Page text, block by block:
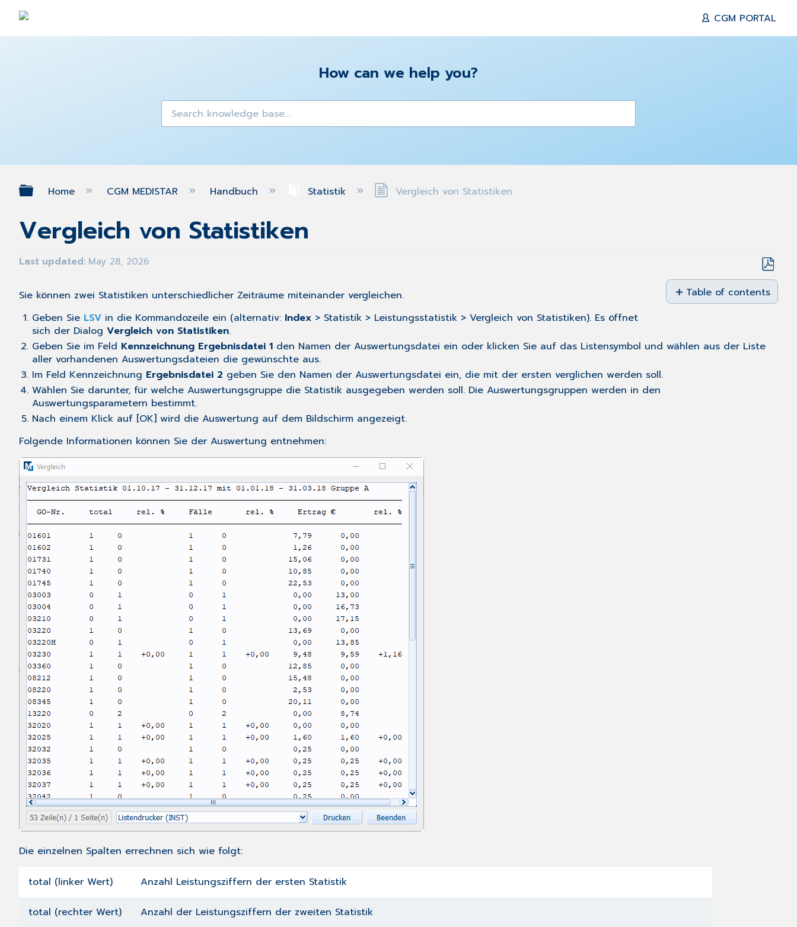
CGM PORTAL
How can we help you?
Expand/collapse global hierarchy
Home CGM MEDISTAR Handbuch Statistik Vergleich von Statistiken
Vergleich von Statistiken
Last updated May 28, 2026
Save
as
PDF
Table of contents
No
Sie können zwei Statistiken unterschiedlicher Zeiträume miteinander vergleichen.
Geben Sie LSV in die Kommandozeile ein (alternativ: Index > Statistik > Leistungsstatistik > Vergleich von Statistiken). Es öffnet
sich der DialogVergleich von Statistiken.
Geben Sie im Feld Kennzeichnung Ergebnisdatei 1 den Namen der Auswertungsdatei ein oder klicken Sie auf das Listensymbol und wählen aus der Liste
aller vorhandenen Auswertungsdateien die gewünschte aus.
Im Feld Kennzeichnung Ergebnisdatei 2 geben Sie den Namen der Auswertungsdatei ein, die mit der ersten verglichen werden soll.
Wählen Sie darunter, für welche Auswertungsgruppe die Statistik ausgegeben werden soll. Die Auswertungsgruppen werden in den
Auswertungsparametern bestimmt.
Nach einem Klick auf [OK] wird die Auswertung auf dem Bildschirm angezeigt.
Folgende Informationen können Sie der Auswertung entnehmen:
Die einzelnen Spalten errechnen sich wie folgt:
total (linker Wert) Anzahl Leistungsziffern der ersten Statistik
total (rechter Wert) Anzahl der Leistungsziffern der zweiten Statistik